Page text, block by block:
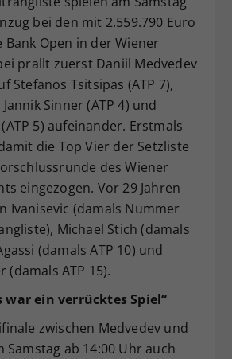
bei den mit 2.559.790 Euro
Open in der Wiener
prallt zuerst Daniil Medvedev
Stefanos Tsitsipas (ATP 7),
Sinner (ATP 4) und
5) aufeinander. Erstmals
die Top Vier der Setzliste
des Wiener
eingezogen. Vor 29 Jahren
Ivanisevic (damals Nummer
Michael Stich (damals
(damals ATP 10) und
(damals ATP 15).
war ein verrücktes Spiel“
zwischen Medvedev und
Samstag ab 14:00 Uhr auch
Wert speichert Ihre Consent-
Unter anderem eine
generierte ID, für die
Speicherung Ihrer
Einstellungen, falls der
Betreiber dies eingestellt